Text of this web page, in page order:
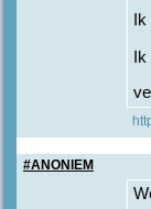
#ANONIEM